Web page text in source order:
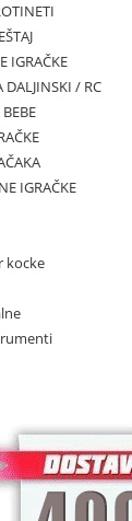
IGRAČKE
DALJINSKI / RC
IGRAČKE
kocke